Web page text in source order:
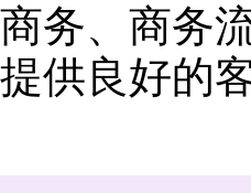
商务、商务
提供良好的